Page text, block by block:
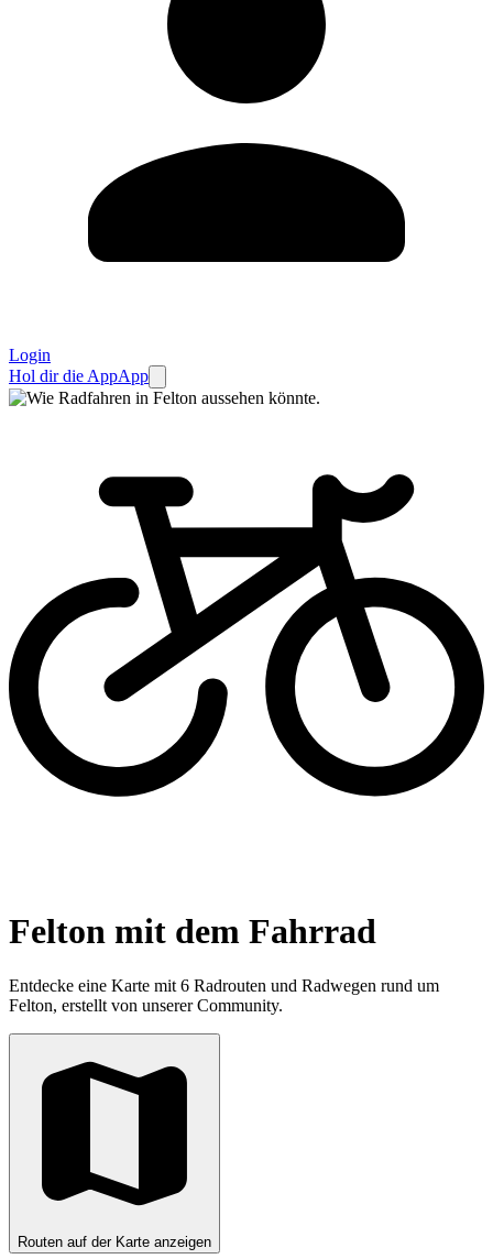
Login
Hol dir die AppApp
Felton mit dem Fahrrad
Entdecke eine Karte mit 6 Radrouten und Radwegen rund um
Felton, erstellt von unserer Community.
Routen auf der Karte anzeigen